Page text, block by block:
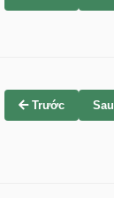
Trước Sau